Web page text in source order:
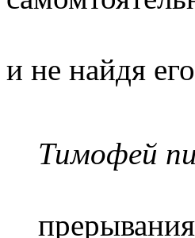
и не найдя
Тимофей